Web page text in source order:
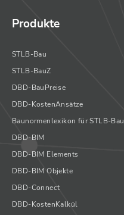
Produkte
STLB-Bau
STLB-BauZ
DBD-BauPreise
DBD-KostenAnsätze
Baunormenlexikon für STLB-Bau
DBD-BIM
DBD-BIM Elements
DBD-BIM Objekte
DBD-Connect
DBD-KostenKalkül